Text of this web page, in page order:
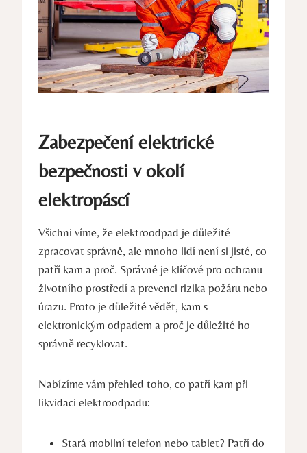
Zabezpečení elektrické
bezpečnosti v okolí
elektropáscí
Všichni víme, že elektroodpad je důležité
zpracovat správně, ale mnoho lidí není si jisté, co
patří kam a proč. Správné je klíčové pro ochranu
životního prostředí a prevenci rizika požáru nebo
úrazu. Proto je důležité vědět, kam s
elektronickým odpadem a proč je důležité ho
správně recyklovat.
Nabízíme vám přehled toho, co patří kam při
likvidaci elektroodpadu:
Stará mobilní telefon nebo tablet? Patří do